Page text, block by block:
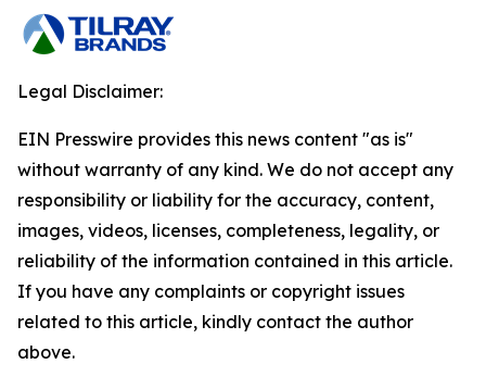
Legal Disclaimer:
EIN Presswire provides this news content "as is"
without warranty of any kind. We do not accept any
responsibility or liability for the accuracy, content,
images, videos, licenses, completeness, legality, or
reliability of the information contained in this article.
If you have any complaints or copyright issues
related to this article, kindly contact the author
above.